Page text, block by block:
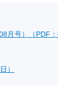
月号）（PDF：
）